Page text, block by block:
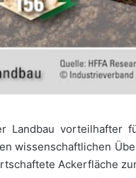
Landbau vorteilhafter
wissenschaftlichen
Ackerfläche